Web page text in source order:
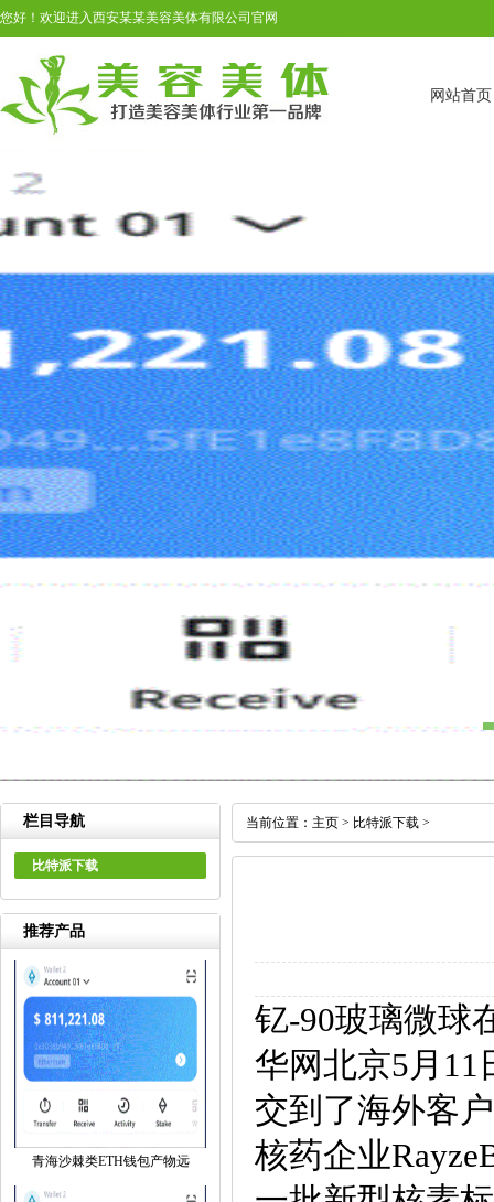
您好！欢迎进入西安某某美容美体有限公司官网
网站首页
栏目导航
比特派下载
推荐产品
青海沙棘类ETH钱包产物远
当前位置： 主页 > 比特派下载 >
钇-90玻璃微球
华网北京5月11
交到了海外客
核药企业